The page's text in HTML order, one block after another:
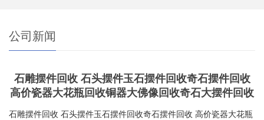
公司新闻
石雕摆件回收 石头摆件玉石摆件回收奇石摆件回收
高价瓷器大花瓶回收铜器大佛像回收奇石大摆件回收
石雕摆件回收 石头摆件玉石摆件回收奇石摆件回收 高价瓷器大花瓶